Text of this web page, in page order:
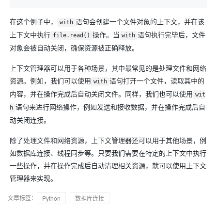
在这个例子中， with 语句会创建一个文件对象的上下文，并在该
上下文中执行 file.read() 操作。当 with 语句执行完毕后，文件
对象会被自动关闭，确保资源被正确释放。
上下文管理器可以用于各种场景，其中最常见的是处理文件和网络
资源。例如，我们可以使用 with 语句打开一个文件，读取其中的
内容，并在操作完成后自动关闭文件。同样，我们也可以使用 wit
h 语句来进行网络操作，例如发送和接收数据，并在操作完成后自
动关闭连接。
除了处理文件和网络资源，上下文管理器还可以用于其他场景，例
如数据库连接、线程同步等。只要我们需要在特定的上下文中执行
一些操作，并在操作完成后自动清理相关资源，就可以使用上下文
管理器来实现。
文章标签： Python
数据库连接